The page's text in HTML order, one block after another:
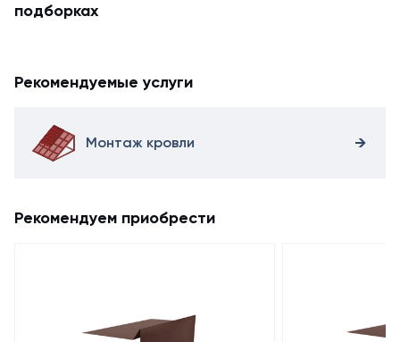
подборках
Рекомендуемые услуги
Монтаж кровли
Рекомендуем приобрести